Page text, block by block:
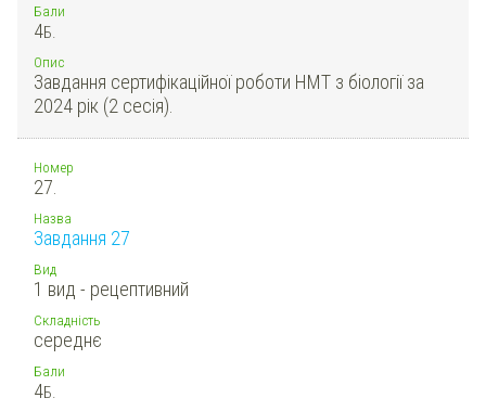
Бали
4Б.
Опис
Завдання сертифікаційної роботи НМТ з біології за
2024 рік (2 сесія).
Номер
27.
Назва
Завдання 27
Вид
1 вид - рецептивний
Складність
середнє
Бали
4Б.